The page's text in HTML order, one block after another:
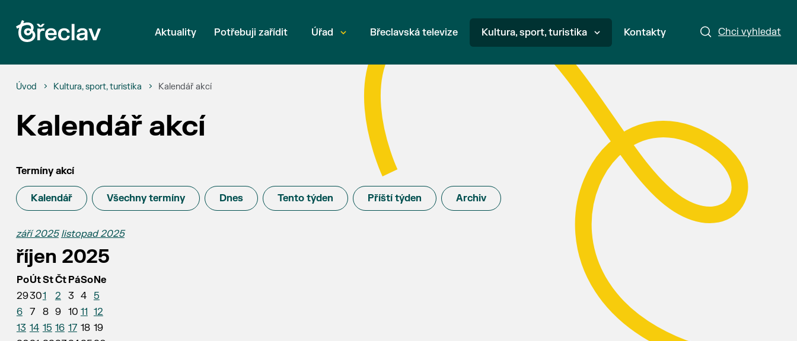
Chci vyhledat
Aktuality Potřebuji zařídit Úřad Břeclavská televize Kultura, sport, turistika Kontakty
Úvod Kultura, sport, turistika Kalendář akcí
Kalendář akcí
Termíny akcí
Kalendář Všechny termíny Dnes Tento týden Příští týden Archiv
září 2025 listopad 2025
říjen 2025
PoÚtStČt PáSoNe
29301 2 3 4
5
6
7 8 9 10 11 12
13 14 15 16 17 18 19